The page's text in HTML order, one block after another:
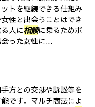
トを継続できる仕組み
性と出会うことはでき
人に相談に乗るためポ
った女性に...
方との交渉や訴訟等を
です。マルチ商法によ